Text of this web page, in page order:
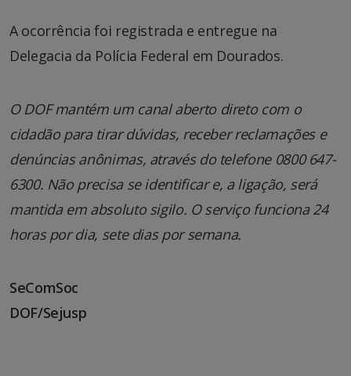
A ocorrência foi registrada e entregue na
Delegacia da Polícia Federal em Dourados.
O DOF mantém um canal aberto direto com o
cidadão para tirar dúvidas, receber reclamações e
denúncias anônimas, através do telefone 0800 647-
6300. Não precisa se identificar e, a ligação, será
mantida em absoluto sigilo. O serviço funciona 24
horas por dia, sete dias por semana.
SeComSoc
DOF/Sejusp